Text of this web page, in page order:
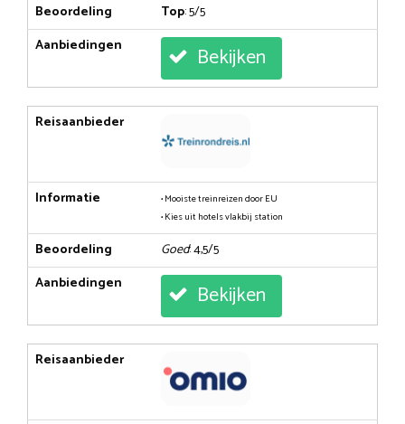
Beoordeling Top: 5/5
Aanbiedingen
Bekijken
Reisaanbieder
Informatie
• Mooiste treinreizen door EU
• Kies uit hotels vlakbij station
Beoordeling Goed: 4,5/5
Aanbiedingen
Bekijken
Reisaanbieder